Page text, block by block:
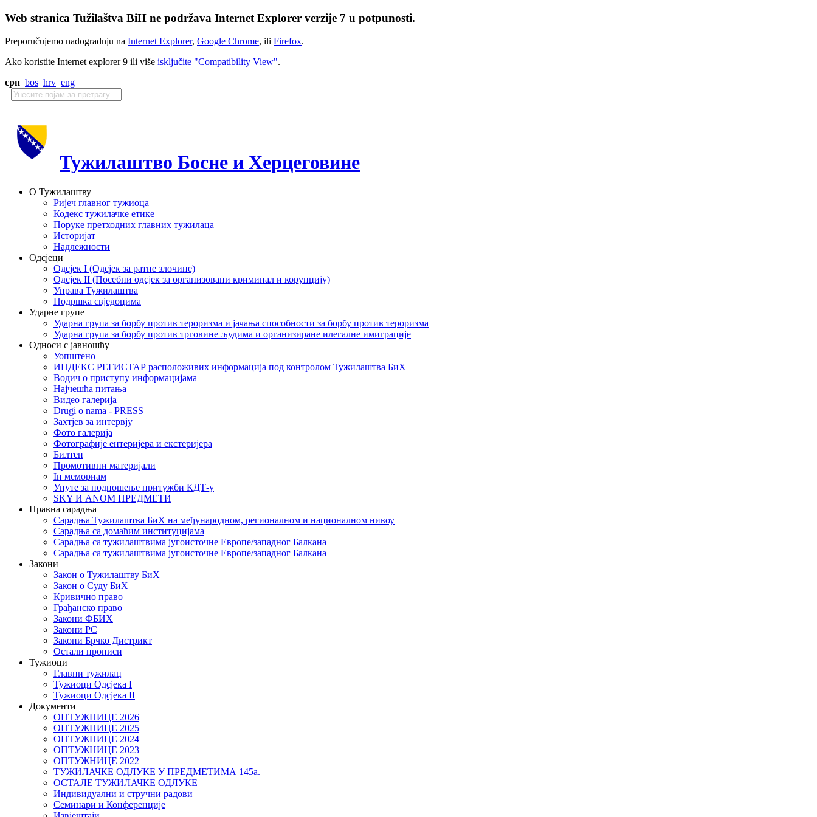
Web stranica Tužilaštva BiH ne podržava Internet Explorer verzije 7 u potpunosti.
Preporučujemo nadogradnju na Internet Explorer, Google Chrome, ili Firefox.
Ako koristite Internet explorer 9 ili više isključite "Compatibility View".
срп bos hrv eng
Тужилаштво Босне и Херцеговине
О Тужилаштву
Ријеч главног тужиоца
Кодекс тужилачке етике
Поруке претходних главних тужилаца
Историјат
Надлежности
Одсјеци
Одсјек I (Одсјек за ратне злочине)
Одсјек II (Посебни одсјек за организовани криминал и корупцију)
Управа Тужилаштва
Подршка свједоцима
Ударне групе
Ударна група за борбу против тероризма и јачања способности за борбу против тероризма
Ударна група за борбу против трговине људима и организиране илегалне имиграције
Односи с јавношћу
Уопштено
ИНДЕКС РЕГИСТАР расположивих информација под контролом Тужилаштва БиХ
Водич о приступу информацијама
Најчешћа питања
Видео галерија
Drugi o nama - PRESS
Захтјев за интервју
Фото галерија
Фотографије ентеријера и екстеријера
Билтен
Промотивни материјали
Iн мемориам
Упуте за подношење притужби КДТ-у
SKY И ANOM ПРЕДМЕТИ
Правна сарадња
Сарадња Тужилаштва БиХ на међународном, регионалном и националном нивоу
Сарадња са домаћим институцијама
Сарадња са тужилаштвима југоисточне Европе/западног Балкана
Сарадња са тужилаштвима југоисточне Европе/западног Балкана
Закони
Закон о Тужилаштву БиХ
Закон о Суду БиХ
Кривично право
Грађанско право
Закони ФБИХ
Закони РС
Закони Брчко Дистрикт
Остали прописи
Тужиоци
Главни тужилац
Тужиоци Oдсјекa I
Тужиоци Oдсјекa II
Документи
ОПТУЖНИЦЕ 2026
ОПТУЖНИЦЕ 2025
ОПТУЖНИЦЕ 2024
ОПТУЖНИЦЕ 2023
ОПТУЖНИЦЕ 2022
ТУЖИЛАЧКЕ ОДЛУКЕ У ПРЕДМЕТИМА 145а.
ОСТАЛЕ ТУЖИЛАЧКЕ ОДЛУКЕ
Индивидуални и стручни радови
Семинари и Конференције